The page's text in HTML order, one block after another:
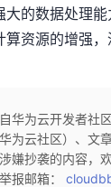
大的数据处理
资源的增强
自华为云开发者
为云社区）、文
嫌抄袭的内容，
报邮箱：